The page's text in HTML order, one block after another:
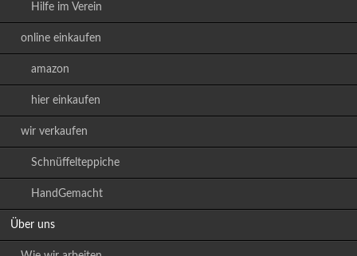
Hilfe im Verein
online einkaufen
amazon
hier einkaufen
wir verkaufen
Schnüffelteppiche
HandGemacht
Über uns